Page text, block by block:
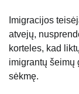
Imigracijos
atvejų,
korteles, kad
imigrantų šeimų
sėkmę.